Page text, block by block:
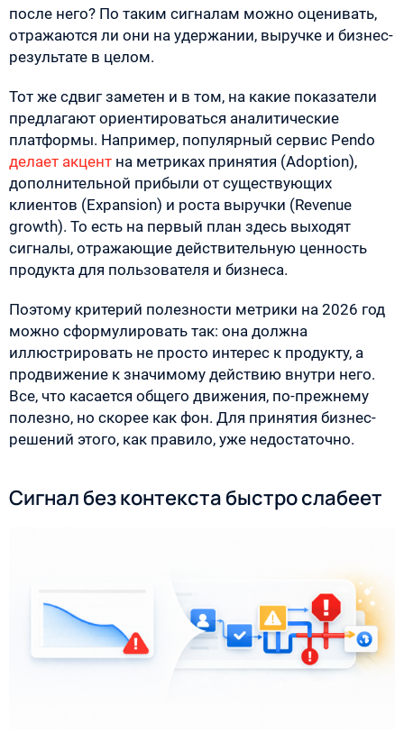
после него? По таким сигналам можно оценивать,
отражаются ли они на удержании, выручке и бизнес-
результате в целом.
Тот же сдвиг заметен и в том, на какие показатели
предлагают ориентироваться аналитические
платформы. Например, популярный сервис Pendo
делает акцент на метриках принятия (Adoption),
дополнительной прибыли от существующих
клиентов (Expansion) и роста выручки (Revenue
growth). То есть на первый план здесь выходят
сигналы, отражающие действительную ценность
продукта для пользователя и бизнеса.
Поэтому критерий полезности метрики на 2026 год
можно сформулировать так: она должна
иллюстрировать не просто интерес к продукту, а
продвижение к значимому действию внутри него.
Все, что касается общего движения, по-прежнему
полезно, но скорее как фон. Для принятия бизнес-
решений этого, как правило, уже недостаточно.
Сигнал без контекста быстро слабеет